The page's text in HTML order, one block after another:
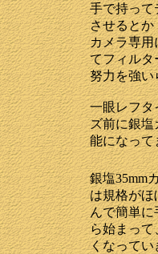
手で持って
させるとか
カメラ専用
てフィルタ
努力を強い
一眼レフタ
ズ前に銀塩
能になって
銀塩35mm
は規格がほ
んで簡単に
ら始まって
くなってい